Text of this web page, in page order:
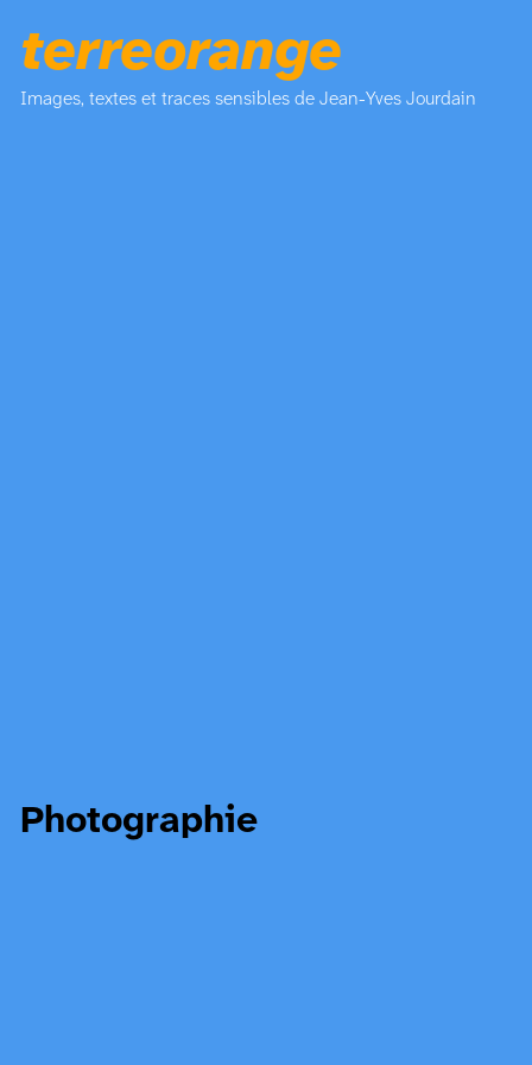
terreorange
Images, textes et traces sensibles de Jean-Yves Jourdain
Photographie